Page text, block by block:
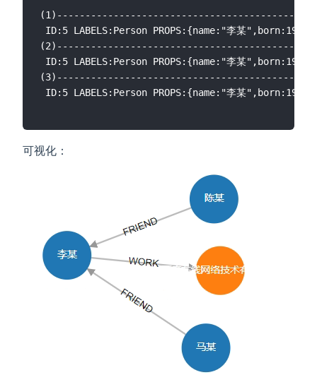
ID:5 LABELS:Person PROPS:{name:"李某",born:1968.000000}	 ID:4 HEAD:5 TAIL:2 TYPE:WORK PROPS:{position:"CEO"}	 ID:2 LABELS:Company PROPS:{name:"百度在线网络技术有限公司",create_at:2000.000000,tagline:"是
ID:5 LABELS:Person PROPS:{name:"李某",born:1968.000000}	 ID:12 HEAD:4 TAIL:5 TYPE:FRIEND PROPS:{weight:10}	 ID:4 LABELS:Person PROPS:{name:"
ID:5 LABELS:Person PROPS:{name:"李某",born:1968.000000}	 ID:11 HEAD:6 TAIL:5 TYPE:FRIEND PROPS:{weight:5}	 ID:6 LABELS:Person PROPS:{name:"
可视化：